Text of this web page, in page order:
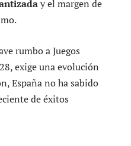
y el margen de
rumbo a Juegos
exige una evolución
España no ha sabido
de éxitos